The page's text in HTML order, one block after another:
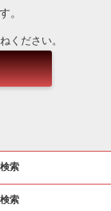
。
ください。
索
索